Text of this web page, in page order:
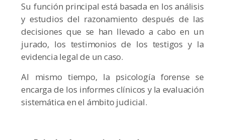
Su función principal está basada en los análisis
y estudios del razonamiento después de las
decisiones que se han llevado a cabo en un
jurado, los testimonios de los testigos y la
evidencia legal de un caso.
Al mismo tiempo, la psicología forense se
encarga de los informes clínicos y la evaluación
sistemática en el ámbito judicial.